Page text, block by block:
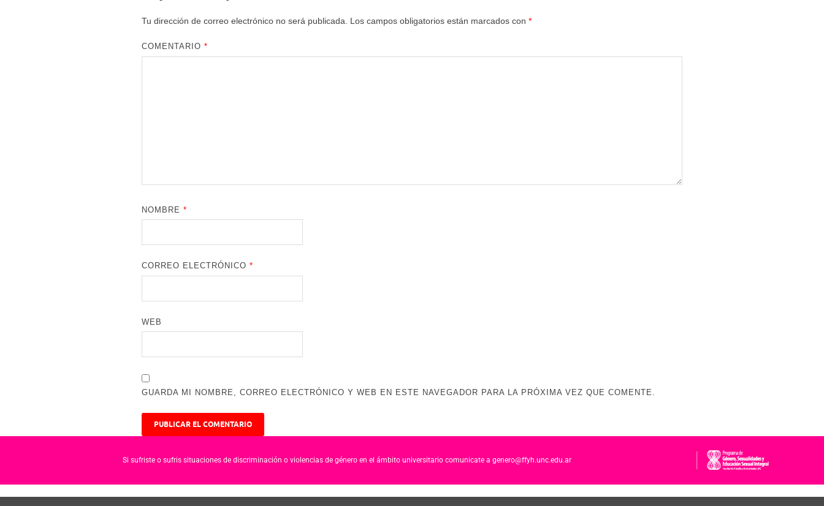
Tu dirección de correo electrónico no será publicada. Los campos obligatorios están marcados con *
COMENTARIO*
NOMBRE*
CORREO ELECTRÓNICO*
WEB
GUARDA MI NOMBRE, CORREO ELECTRÓNICO Y WEB EN ESTE NAVEGADOR PARA LA PRÓXIMA VEZ QUE COMENTE.
Si sufriste o sufris situaciones de discriminación o violencias de género en el ámbito universitario comunicate a genero@ffyh.unc.edu.ar